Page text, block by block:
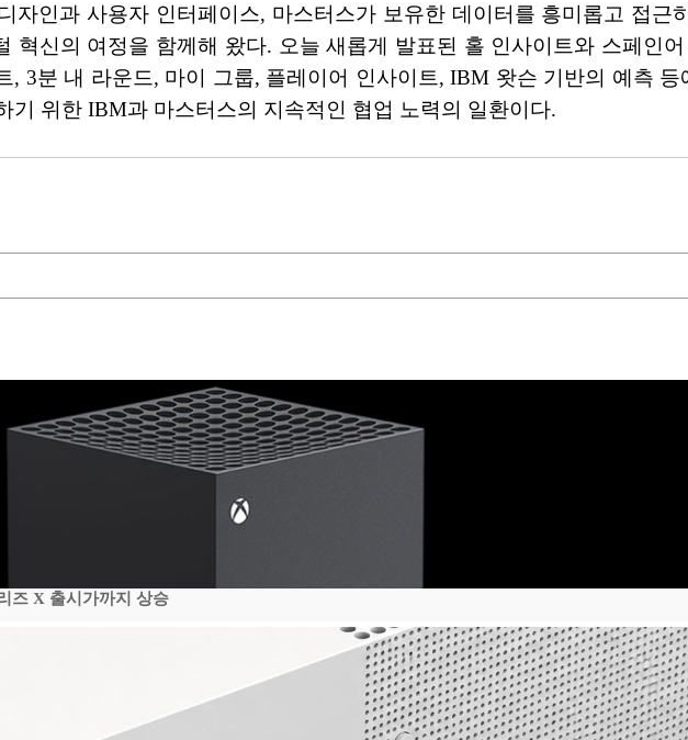
자인과 사용자 인터페이스, 마스터스가 보유한 데이터를 흥미롭고 접근
혁신의 여정을 함께해 왔다. 오늘 새롭게 발표된 홀 인사이트와 스페인
, 3분 내 라운드, 마이 그룹, 플레이어 인사이트, IBM 왓슨 기반의 예측
기 위한 IBM과 마스터스의 지속적인 협업 노력의 일환이다.
즈 X 출시가까지 상승